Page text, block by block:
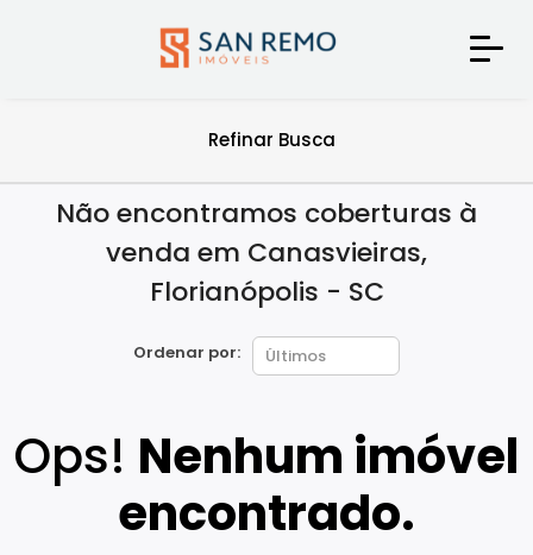
Refinar Busca
Não encontramos coberturas à
venda em Canasvieiras,
Florianópolis - SC
Ordenar por:
Ops! Nenhum imóvel
encontrado.